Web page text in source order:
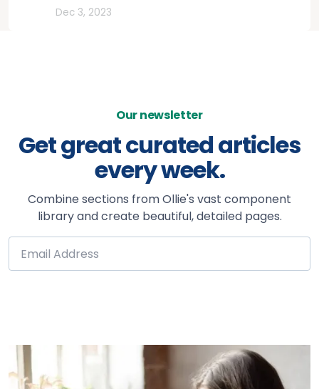
Dec 3, 2023
Our newsletter
Get great curated articles
every week.
Combine sections from Ollie's vast component
library and create beautiful, detailed pages.